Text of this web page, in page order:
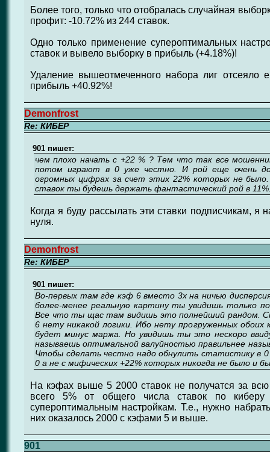
Более того, только что отобралась случайная
профит: -10.72% из 244 ставок.
Одно только применение супероптимальных
ставок и вывело выборку в прибыль (+4.18%)!
Удаление вышеотмеченного набора лиг
прибыль +40.92%!
Demonfrost
Re: КИБЕР
901 пишет:
чем плохо начать с +22 % ? Тем что так все
потом играют в 0 уже честно. И рой еще очень
огромных цифрах за счет этих 22% которых не
ставок ты будешь держать фантастический рой в
Когда я буду рассылать эти ставки подписчикам, я
нуля.
Demonfrost
Re: КИБЕР
901 пишет:
Во-первых там где кэф 6 вместо 3х на ничью
более-менее реальную картину ты увидишь только
Все что ты щас там видишь это полнейший рандом.
6 нету никакой логики. Ибо нету прогруженных обоих
будет минус маржа. Но увидишь ты это нескоро
называешь оптимальной валуйностью правильнее
Чтобы сделать честно надо обнулить статистику в
0 а не с мифических +22% которых никогда не было и
На кэфах выше 5 2000 ставок не получатся за всю
всего 5% от общего числа ставок по
супероптимальным настройкам. Т.е., нужно
них оказалось 2000 с кэфами 5 и выше.
901